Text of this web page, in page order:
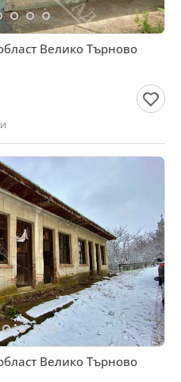
Велико Търново
Велико Търново